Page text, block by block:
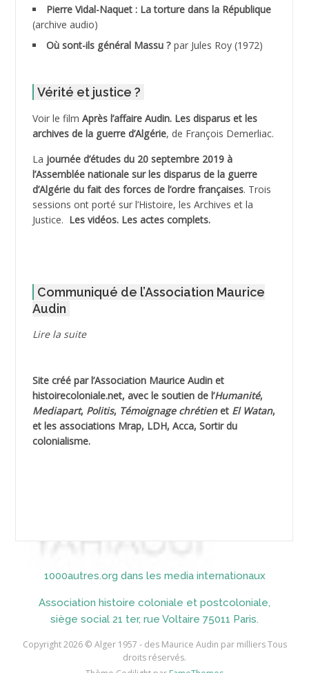
ADDANE
ADDECHE Rachid
ADELIOUAT Vve AIT SAADA
ADJANI Khaled
ADJAOUT
ADNI Mohamed Akli
ADOUL Arab *
AGOULMINE
AHLOUCHE Mabrouk *
AIBLIED Ahmed
AICHEKADRA Sid Ahmed
AICI (ou AISSI) Laïd
AIDI
AININE Abdelkader
Pierre Vidal-Naquet : La torture dans la République
(archive audio)
Où sont-ils général Massu ? par Jules Roy (1972)
Vérité et justice ?
Voir le film Après l’affaire Audin. Les disparus et les
archives de la guerre d’Algérie, de François Demerliac.
La journée d’études du 20 septembre 2019 à
l’Assemblée nationale sur les disparus de la guerre
d’Algérie du fait des forces de l’ordre françaises. Trois
sessions ont porté sur l’Histoire, les Archives et la
Justice. Les vidéos. Les actes complets.
Communiqué de l’Association Maurice
Audin
Lire la suite
Site créé par l’Association Maurice Audinet
histoirecoloniale.net, avec le soutien de l’Humanité,
Mediapart, Politis, Témoignage chrétienet El Watan,
et les associations Mrap, LDH, Acca, Sortir du
colonialisme.
1000autres.org dans les media internationaux
Association histoire coloniale et postcoloniale,
siège social 21 ter, rue Voltaire 75011 Paris.
Copyright 2026 © Alger 1957 - des Maurice Audin par milliers Tous
droits réservés.